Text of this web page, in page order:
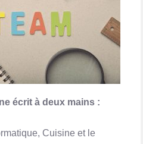
écrit à deux mains :
Cuisine et le